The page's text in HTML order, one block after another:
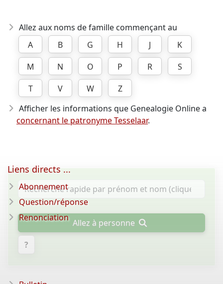
Allez aux noms de famille commençant au
A
B G H J
K
M
N O P R
S
T
V W
Z
Afficher les informations que Genealogie Online a
concernant le patronyme Tesselaar.
Allez à personne
?
Liens directs ...
Abonnement
Question/réponse
Renonciation